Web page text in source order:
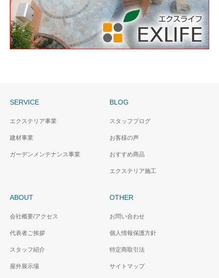
SERVICE
エクステリア事業
建材事業
ガーデンメンテナンス事業
BLOG
スタッフブログ
お客様の声
おすすめ商品
エクステリア施工
ABOUT
会社概要/アクセス
代表者ご挨拶
スタッフ紹介
屋外展示場
OTHER
お問い合わせ
個人情報保護方針
特定商取引法
サイトマップ